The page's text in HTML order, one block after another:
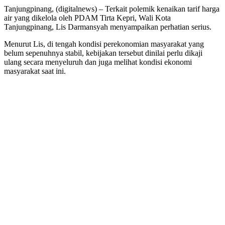
Tanjungpinang, (digitalnews) – Terkait polemik kenaikan tarif harga
air yang dikelola oleh PDAM Tirta Kepri, Wali Kota
Tanjungpinang, Lis Darmansyah menyampaikan perhatian serius.
Menurut Lis, di tengah kondisi perekonomian masyarakat yang
belum sepenuhnya stabil, kebijakan tersebut dinilai perlu dikaji
ulang secara menyeluruh dan juga melihat kondisi ekonomi
masyarakat saat ini.